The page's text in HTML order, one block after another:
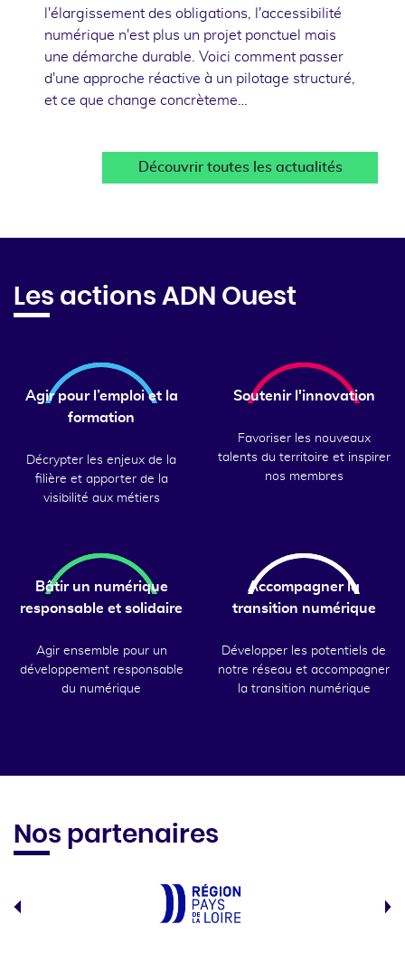
l'élargissement des obligations, l'accessibilité
numérique n'est plus un projet ponctuel mais
une démarche durable. Voici comment passer
d'une approche réactive à un pilotage structuré,
et ce que change concrèteme…
Découvrir toutes les actualités
Les actions ADN Ouest
Agir pour l’emploi et la
formation
Décrypter les enjeux de la
filière et apporter de la
visibilité aux métiers
Soutenir l'innovation
Favoriser les nouveaux
talents du territoire et inspirer
nos membres
Bâtir un numérique
responsable et solidaire
Agir ensemble pour un
développement responsable
du numérique
Accompagner la
transition numérique
Développer les potentiels de
notre réseau et accompagner
la transition numérique
Nos partenaires